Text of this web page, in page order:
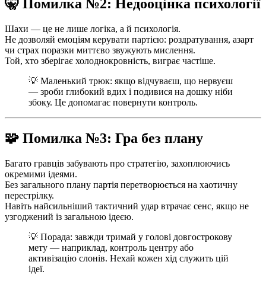
🤫 Помилка №2: Недооцінка психології
Шахи — це не лише логіка, а й психологія.
Не дозволяй емоціям керувати партією: роздратування, азарт
чи страх поразки миттєво звужують мислення.
Той, хто зберігає холоднокровність, виграє частіше.
💡 Маленький трюк: якщо відчуваєш, що нервуєш
— зроби глибокий вдих і подивися на дошку ніби
збоку. Це допомагає повернути контроль.
🧩 Помилка №3: Гра без плану
Багато гравців забувають про стратегію, захоплюючись
окремими ідеями.
Без загального плану партія перетворюється на хаотичну
перестрілку.
Навіть найсильніший тактичний удар втрачає сенс, якщо не
узгоджений із загальною ідеєю.
💡 Порада: завжди тримай у голові довгострокову
мету — наприклад, контроль центру або
активізацію слонів. Нехай кожен хід служить цій
ідеї.